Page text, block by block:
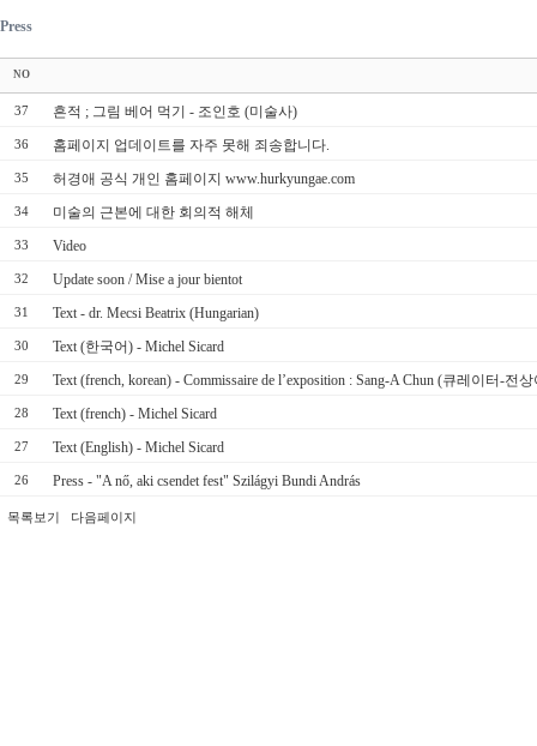
Press
NO
37 흔적 ; 그림 베어 먹기 - 조인호 (미술사)
36 홈페이지 업데이트를 자주 못해 죄송합니다.
35 허경애 공식 개인 홈페이지 www.hurkyungae.com
34 미술의 근본에 대한 회의적 해체
33 Video
32 Update soon / Mise a jour bientot
31 Text - dr. Mecsi Beatrix (Hungarian)
30 Text (한국어) - Michel Sicard
29 Text (french, korean) - Commissaire de l’exposition : Sang-A Chun (큐레이터-전
28 Text (french) - Michel Sicard
27 Text (English) - Michel Sicard
26 Press - "A nő, aki csendet fest" Szilágyi Bundi András
목록보기 다음페이지